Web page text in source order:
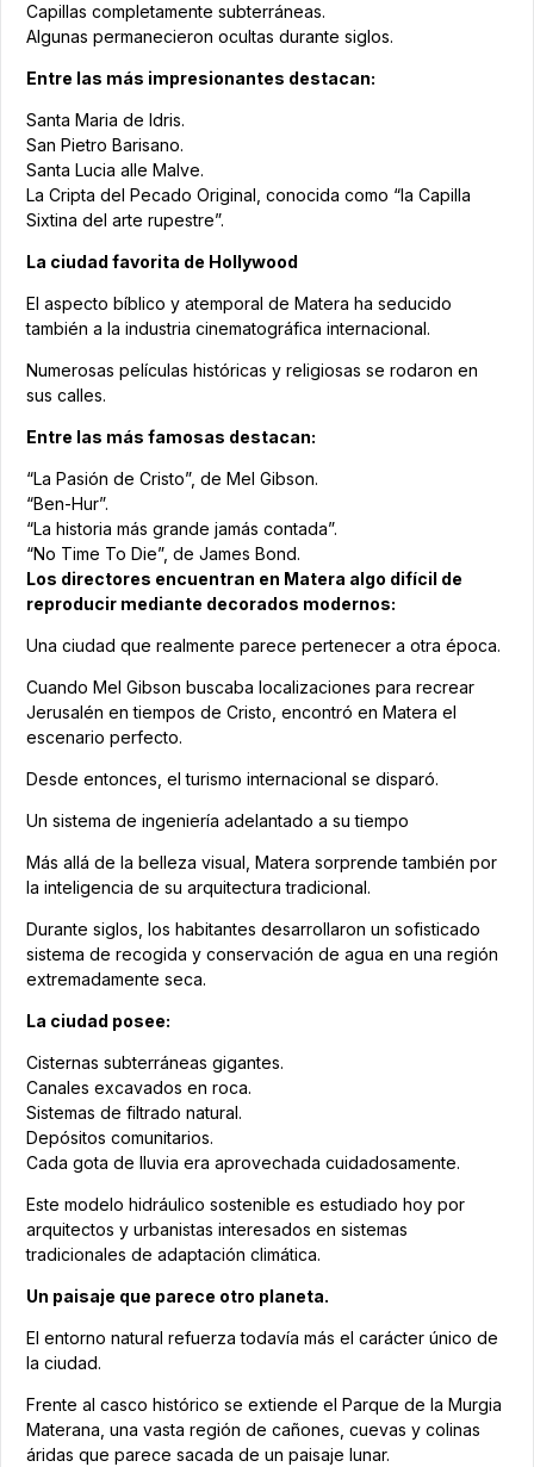
Capillas completamente subterráneas.
Algunas permanecieron ocultas durante siglos.
Entre las más impresionantes destacan:
Santa Maria de Idris.
San Pietro Barisano.
Santa Lucia alle Malve.
La Cripta del Pecado Original, conocida como “la Capilla
Sixtina del arte rupestre”.
La ciudad favorita de Hollywood
El aspecto bíblico y atemporal de Matera ha seducido
también a la industria cinematográfica internacional.
Numerosas películas históricas y religiosas se rodaron en
sus calles.
Entre las más famosas destacan:
“La Pasión de Cristo”, de Mel Gibson.
“Ben-Hur”.
“La historia más grande jamás contada”.
“No Time To Die”, de James Bond.
Los directores encuentran en Matera algo difícil de
reproducir mediante decorados modernos:
Una ciudad que realmente parece pertenecer a otra época.
Cuando Mel Gibson buscaba localizaciones para recrear
Jerusalén en tiempos de Cristo, encontró en Matera el
escenario perfecto.
Desde entonces, el turismo internacional se disparó.
Un sistema de ingeniería adelantado a su tiempo
Más allá de la belleza visual, Matera sorprende también por
la inteligencia de su arquitectura tradicional.
Durante siglos, los habitantes desarrollaron un sofisticado
sistema de recogida y conservación de agua en una región
extremadamente seca.
La ciudad posee:
Cisternas subterráneas gigantes.
Canales excavados en roca.
Sistemas de filtrado natural.
Depósitos comunitarios.
Cada gota de lluvia era aprovechada cuidadosamente.
Este modelo hidráulico sostenible es estudiado hoy por
arquitectos y urbanistas interesados en sistemas
tradicionales de adaptación climática.
Un paisaje que parece otro planeta.
El entorno natural refuerza todavía más el carácter único de
la ciudad.
Frente al casco histórico se extiende el Parque de la Murgia
Materana, una vasta región de cañones, cuevas y colinas
áridas que parece sacada de un paisaje lunar.